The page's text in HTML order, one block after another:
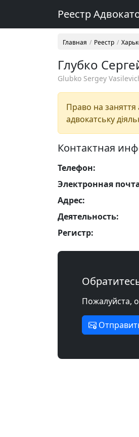
Реестр
Главная Реестр
Глубко
Glubko Sergey
Право на заняття
адвокатську
Контактная
Телефон:
Электронная
Адрес:
Деятельность:
Регистр:
Пожалуйста,